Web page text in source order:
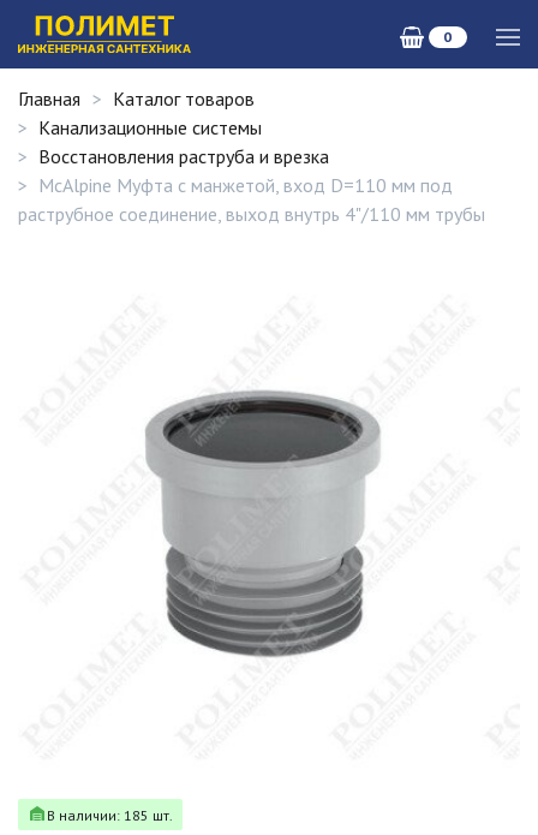
0
Главная
Каталог товаров
Канализационные системы
Восстановления раструба и врезка
McAlpine Муфта с манжетой, вход D=110 мм под
раструбное соединение, выход внутрь 4"/110 мм трубы
В наличии: 185 шт.